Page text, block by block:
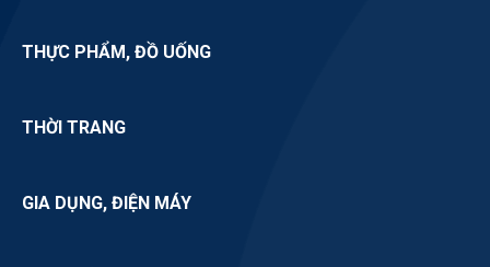
THỰC PHẨM, ĐỒ UỐNG
THỜI TRANG
GIA DỤNG, ĐIỆN MÁY